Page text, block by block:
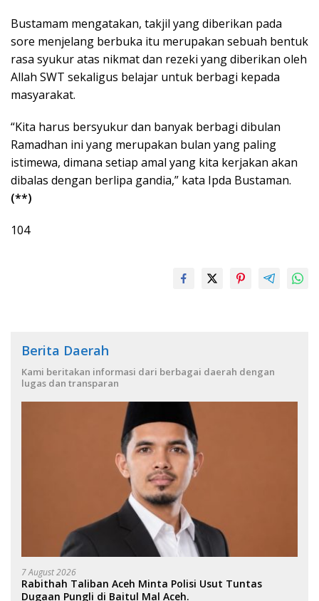
Bustamam mengatakan, takjil yang diberikan pada
sore menjelang berbuka itu merupakan sebuah bentuk
rasa syukur atas nikmat dan rezeki yang diberikan oleh
Allah SWT sekaligus belajar untuk berbagi kepada
masyarakat.
“Kita harus bersyukur dan banyak berbagi dibulan
Ramadhan ini yang merupakan bulan yang paling
istimewa, dimana setiap amal yang kita kerjakan akan
dibalas dengan berlipa gandia,” kata Ipda Bustaman.
(**)
104
Berita Daerah
Kami beritakan informasi dari berbagai daerah dengan
lugas dan transparan
7 August 2026
Rabithah Taliban Aceh Minta Polisi Usut Tuntas
Dugaan Pungli di Baitul Mal Aceh.